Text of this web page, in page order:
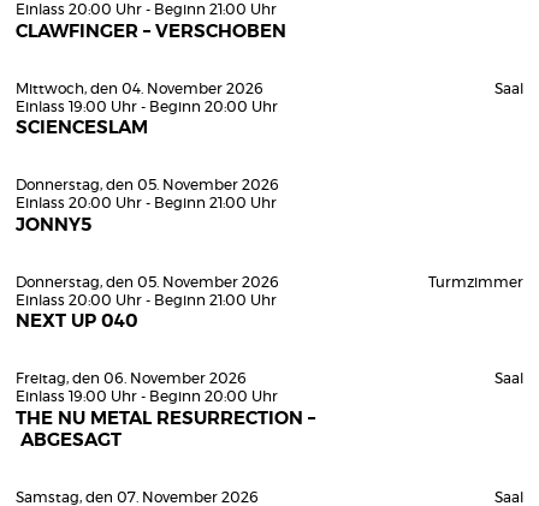
Einlass 20:00 Uhr - Beginn 21:00 Uhr
CLAWFINGER – VERSCHOBEN
Mittwoch, den 04. November 2026
Einlass 19:00 Uhr - Beginn 20:00 Uhr
SCIENCESLAM
Saal
Donnerstag, den 05. November 2026
Einlass 20:00 Uhr - Beginn 21:00 Uhr
JONNY5
Donnerstag, den 05. November 2026
Einlass 20:00 Uhr - Beginn 21:00 Uhr
NEXT UP 040
Turmzimmer
Freitag, den 06. November 2026
Einlass 19:00 Uhr - Beginn 20:00 Uhr
THE NU METAL RESURRECTION –
ABGESAGT
Saal
Samstag, den 07. November 2026
Saal